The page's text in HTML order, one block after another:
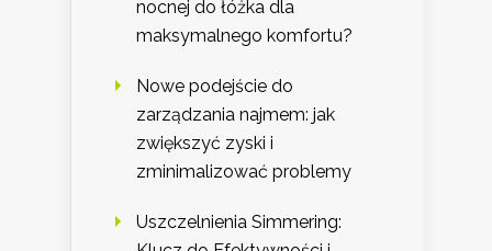
nocnej do łóżka dla
maksymalnego komfortu?
Nowe podejście do
zarządzania najmem: jak
zwiększyć zyski i
zminimalizować problemy
Uszczelnienia Simmering: